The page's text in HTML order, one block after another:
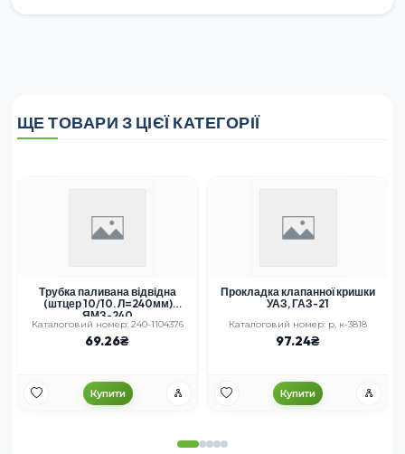
ЩЕ ТОВАРИ З ЦІЄЇ КАТЕГОРІЇ
Трубка паливана відвідна
(штцер 10/10. Л=240мм)
ЯМЗ-240
Каталоговий номер: 240-1104376
69.26
Купити
Прокладка клапанної кришки
УАЗ, ГАЗ-21
Каталоговий номер: р, к-3818
97.24
Купити